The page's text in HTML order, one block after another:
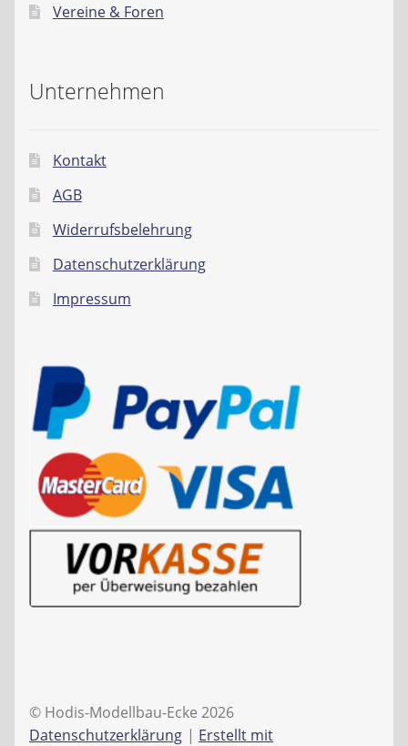
Vereine & Foren
Unternehmen
Kontakt
AGB
Widerrufsbelehrung
Datenschutzerklärung
Impressum
© Hodis-Modellbau-Ecke 2026
Datenschutzerklärung
Erstellt mit